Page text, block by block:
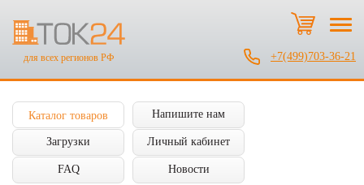
для всех регионов РФ +7(499)703-36-21
Каталог товаров Напишите нам
Загрузки Личный кабинет
FAQ Новости